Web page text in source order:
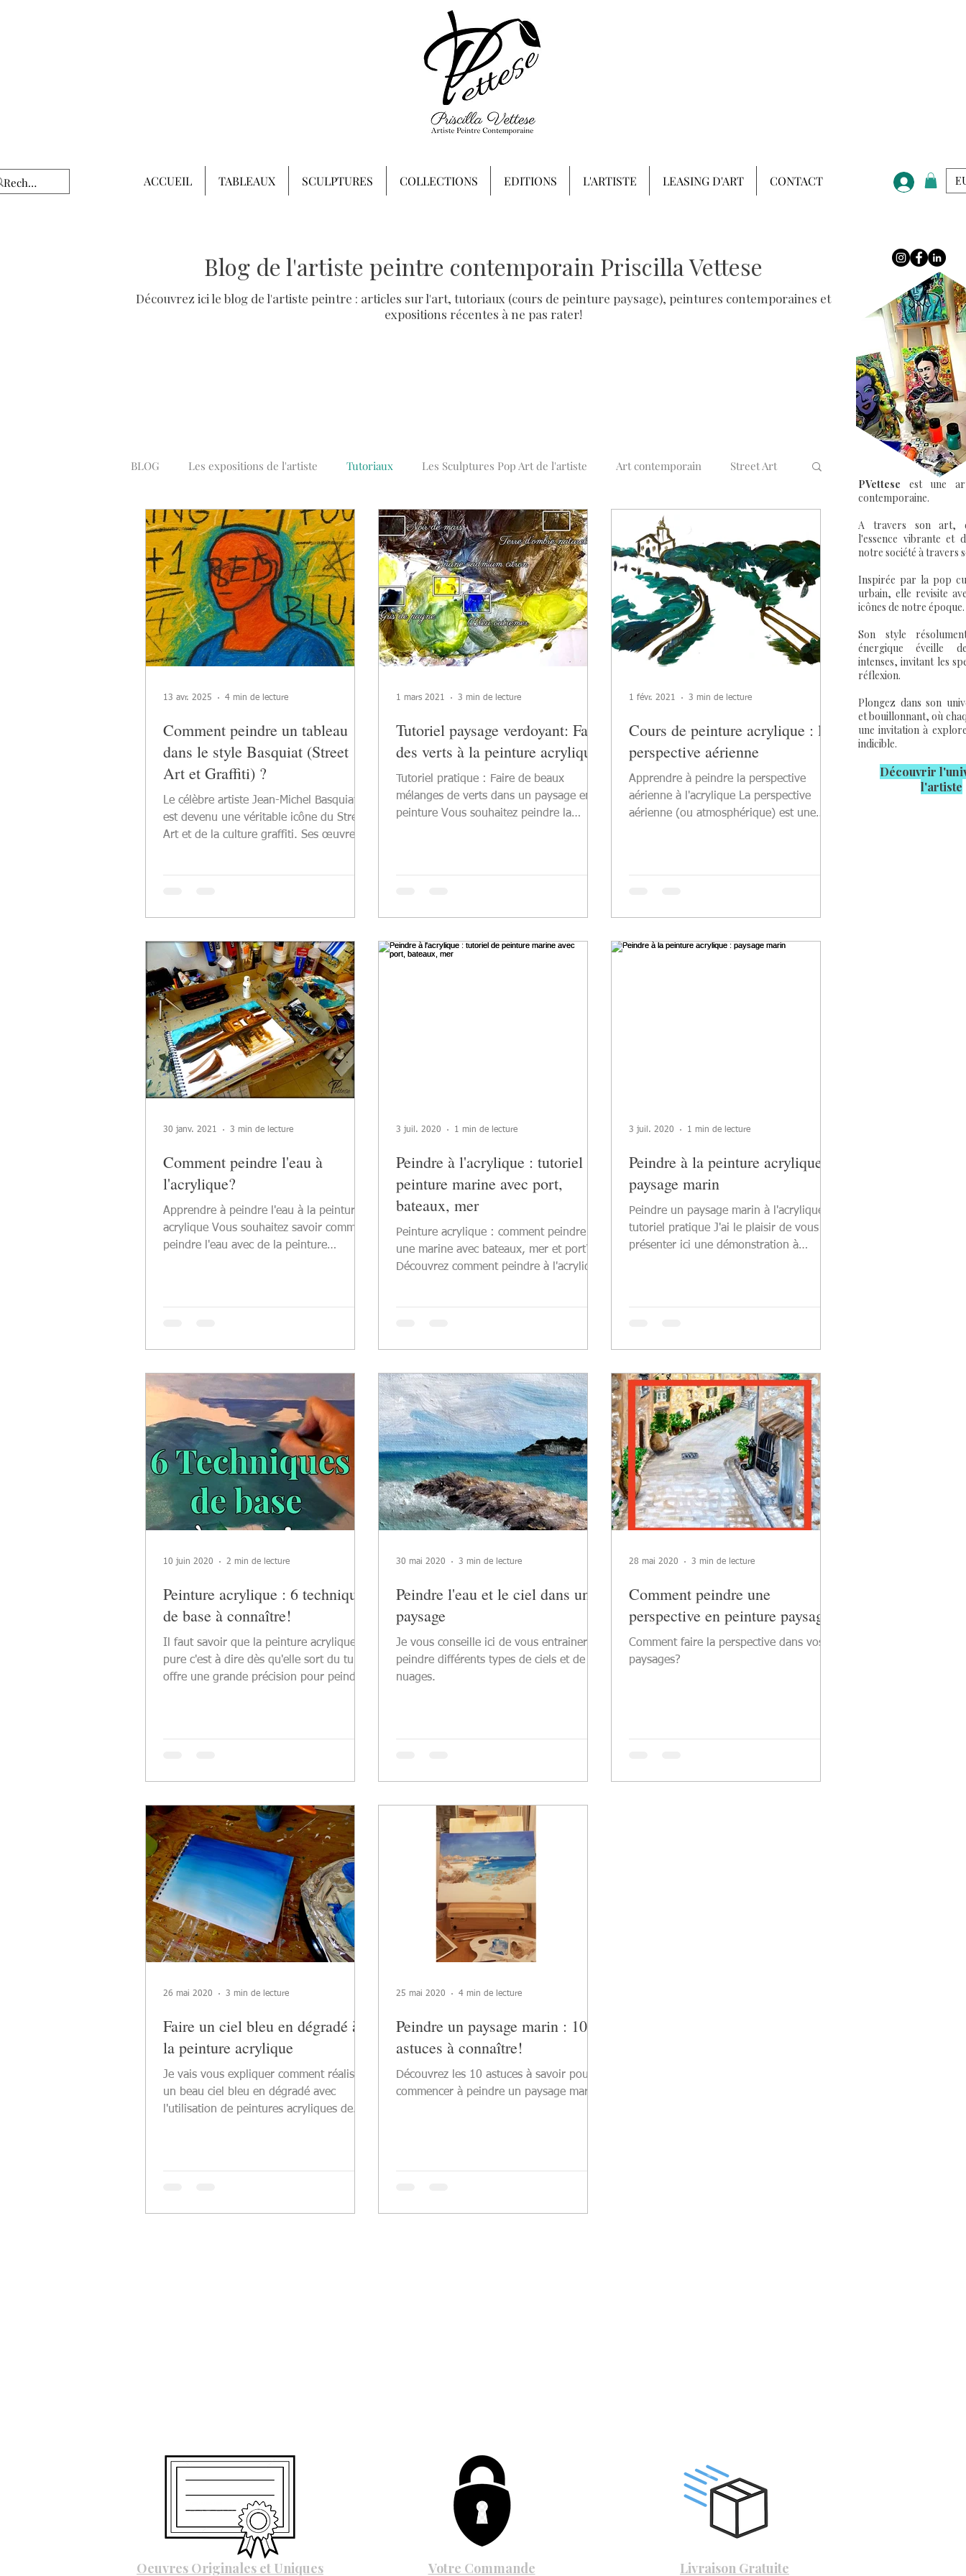
Blog de l'artiste peintre contemporain Priscilla Vettese
Découvrez ici le blog de l'artiste peintre : articles sur l'art, tutoriaux (cours de peinture paysage), peintures contemporaines et
expositions récentes à ne pas rater!
BLOG Les expositions de l'artiste Tutoriaux Les Sculptures Pop Art de l'artiste Art contemporain Street Art
Peintures Pop Art Colorées Tableaux Street Art Graffiti Tableaux Abstraits Colorés Art & Entreprise
Comment peindre un tableau
dans le style Basquiat (Street
Art et Graffiti) ?
Le célèbre artiste Jean-Michel Basquiat
est devenu une véritable icône du Street
Art et de la culture graffiti. Ses œuvres,
13 avr. 2025 4 min de lecture
Tutoriel paysage verdoyant: Faire
des verts à la peinture acrylique
Tutoriel pratique : Faire de beaux
mélanges de verts dans un paysage en
peinture Vous souhaitez peindre la
1 mars 2021 3 min de lecture
Cours de peinture acrylique : la
perspective aérienne
Apprendre à peindre la perspective
aérienne à l'acrylique La perspective
aérienne (ou atmosphérique) est une
1 févr. 2021 3 min de lecture
Comment peindre l'eau à
l'acrylique?
Apprendre à peindre l'eau à la peinture
acrylique Vous souhaitez savoir comment
peindre l'eau avec de la peinture
30 janv. 2021 3 min de lecture
Peindre à l'acrylique : tutoriel de
peinture marine avec port,
bateaux, mer
Peinture acrylique : comment peindre
une marine avec bateaux, mer et port?
Découvrez comment peindre à l'acrylique
3 juil. 2020 1 min de lecture
Peindre à la peinture acrylique :
paysage marin
Peindre un paysage marin à l'acrylique :
tutoriel pratique J'ai le plaisir de vous
présenter ici une démonstration à
3 juil. 2020 1 min de lecture
Peinture acrylique : 6 techniques
de base à connaître!
Il faut savoir que la peinture acrylique
pure c'est à dire dès qu'elle sort du tube
offre une grande précision pour peindre
10 juin 2020 2 min de lecture
Peindre l'eau et le ciel dans un
paysage
Je vous conseille ici de vous entrainer à
peindre différents types de ciels et de
nuages.
30 mai 2020 3 min de lecture
Comment peindre une
perspective en peinture paysage?
Comment faire la perspective dans vos
paysages?
28 mai 2020 3 min de lecture
Faire un ciel bleu en dégradé à
la peinture acrylique
Je vais vous expliquer comment réaliser
un beau ciel bleu en dégradé avec
l'utilisation de peintures acryliques de
26 mai 2020 3 min de lecture
Peindre un paysage marin : 10
astuces à connaître!
Découvrez les 10 astuces à savoir pour
commencer à peindre un paysage marin.
25 mai 2020 4 min de lecture
PVettese est une
contemporaine.
A travers son art,
l'essence vibrante et
notre société à travers
Inspirée par la pop
urbain, elle revisite
icônes de notre époque.
Son style
énergique éveille
intenses, invitant les
réflexion.
Plongez dans son
et bouillonnant, où
une invitation à
indicible.
Découvrir l'u
l'artiste
ACCUEIL TABLEAUX SCULPTURES COLLECTIONS EDITIONS L'ARTISTE LEASING D'ART CONTACT
Oeuvres Originales et Uniques Votre Commande Livraison Gratuite